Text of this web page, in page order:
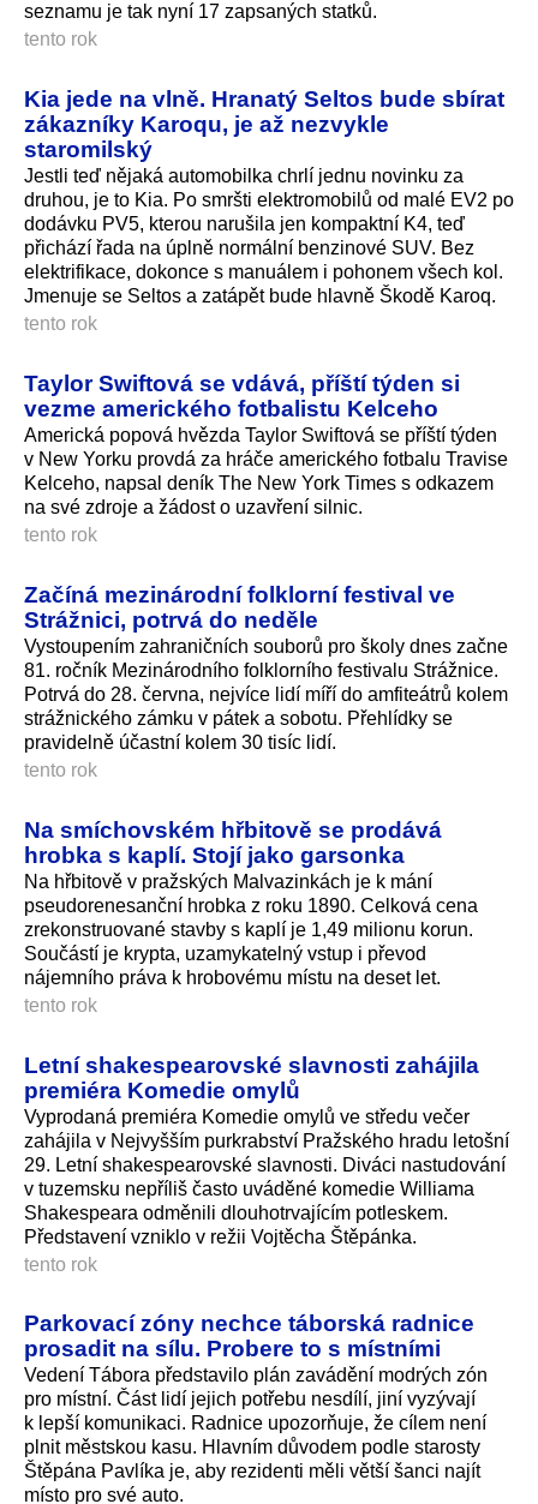
seznamu je tak nyní 17 zapsaných statků.
tento rok
Kia jede na vlně. Hranatý Seltos bude sbírat
zákazníky Karoqu, je až nezvykle
staromilský
Jestli teď nějaká automobilka chrlí jednu novinku za
druhou, je to Kia. Po smršti elektromobilů od malé EV2 po
dodávku PV5, kterou narušila jen kompaktní K4, teď
přichází řada na úplně normální benzinové SUV. Bez
elektrifikace, dokonce s manuálem i pohonem všech kol.
Jmenuje se Seltos a zatápět bude hlavně Škodě Karoq.
tento rok
Taylor Swiftová se vdává, příští týden si
vezme amerického fotbalistu Kelceho
Americká popová hvězda Taylor Swiftová se příští týden
v New Yorku provdá za hráče amerického fotbalu Travise
Kelceho, napsal deník The New York Times s odkazem
na své zdroje a žádost o uzavření silnic.
tento rok
Začíná mezinárodní folklorní festival ve
Strážnici, potrvá do neděle
Vystoupením zahraničních souborů pro školy dnes začne
81. ročník Mezinárodního folklorního festivalu Strážnice.
Potrvá do 28. června, nejvíce lidí míří do amfiteátrů kolem
strážnického zámku v pátek a sobotu. Přehlídky se
pravidelně účastní kolem 30 tisíc lidí.
tento rok
Na smíchovském hřbitově se prodává
hrobka s kaplí. Stojí jako garsonka
Na hřbitově v pražských Malvazinkách je k mání
pseudorenesanční hrobka z roku 1890. Celková cena
zrekonstruované stavby s kaplí je 1,49 milionu korun.
Součástí je krypta, uzamykatelný vstup i převod
nájemního práva k hrobovému místu na deset let.
tento rok
Letní shakespearovské slavnosti zahájila
premiéra Komedie omylů
Vyprodaná premiéra Komedie omylů ve středu večer
zahájila v Nejvyšším purkrabství Pražského hradu letošní
29. Letní shakespearovské slavnosti. Diváci nastudování
v tuzemsku nepříliš často uváděné komedie Williama
Shakespeara odměnili dlouhotrvajícím potleskem.
Představení vzniklo v režii Vojtěcha Štěpánka.
tento rok
Parkovací zóny nechce táborská radnice
prosadit na sílu. Probere to s místními
Vedení Tábora představilo plán zavádění modrých zón
pro místní. Část lidí jejich potřebu nesdílí, jiní vyzývají
k lepší komunikaci. Radnice upozorňuje, že cílem není
plnit městskou kasu. Hlavním důvodem podle starosty
Štěpána Pavlíka je, aby rezidenti měli větší šanci najít
místo pro své auto.